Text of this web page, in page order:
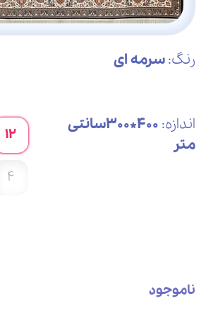
رنگ:سرمه ای
اندازه:
400*300سانتی
متر
12
4
ناموجود